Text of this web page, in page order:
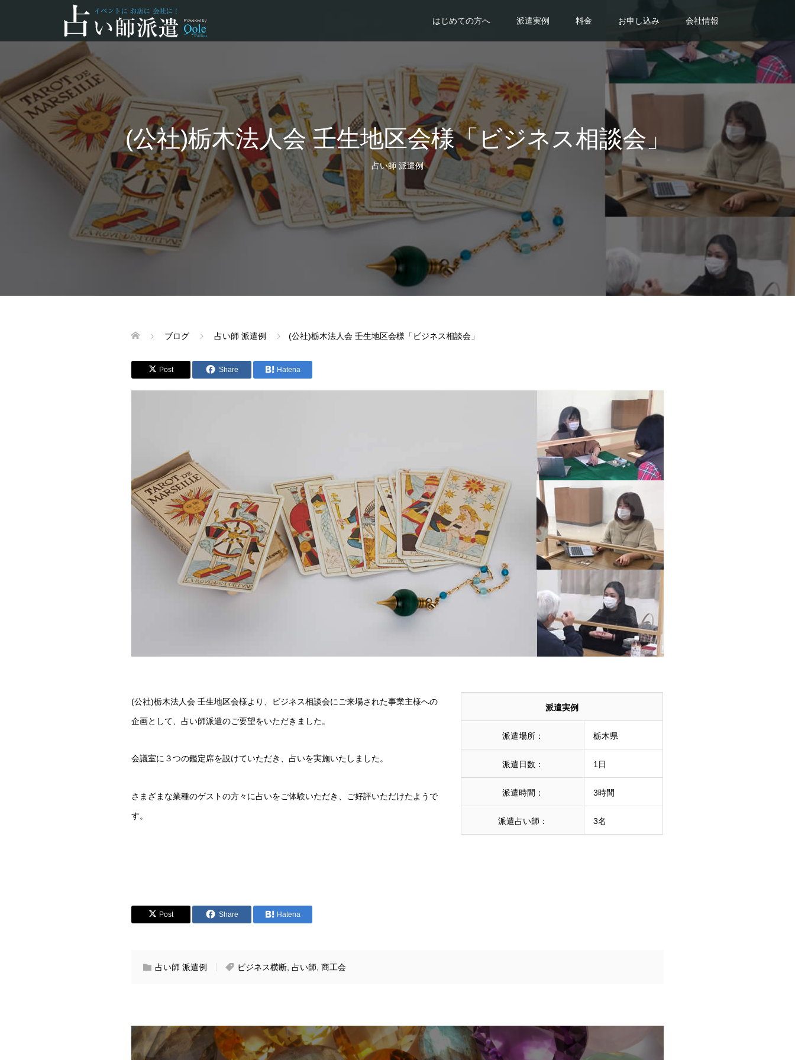
はじめての方へ 派遣実例 料金 お申し込み 会社情報
(公社)栃木法人会 壬生地区会様「ビジネス相談会」
占い師 派遣例
ブログ 占い師 派遣例 (公社)栃木法人会 壬生地区会様「ビジネス相談会」
Post Share Hatena
(公社)栃木法人会 壬生地区会様より、ビジネス相談会にご来場された事業主様への
企画として、占い師派遣のご要望をいただきました。
会議室に３つの鑑定席を設けていただき、占いを実施いたしました。
さまざまな業種のゲストの方々に占いをご体験いただき、ご好評いただけたようで
す。
派遣実例
派遣場所： 栃木県
派遣日数： 1日
派遣時間： 3時間
派遣占い師： 3名
Post Share Hatena
占い師 派遣例 ビジネス横断 占い師 商工会